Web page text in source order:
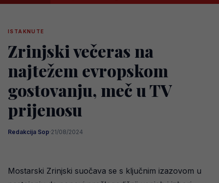
ISTAKNUTE
Zrinjski večeras na
najtežem evropskom
gostovanju, meč u TV
prijenosu
Redakcija Sop·21/08/2024
Mostarski Zrinjski suočava se s ključnim izazovom u